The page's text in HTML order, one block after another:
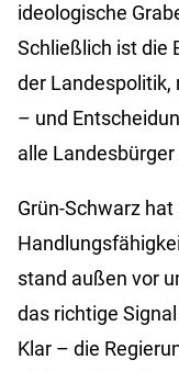
ideologische
Schließlich ist die
der Landespolitik,
– und
alle Landesbürger
Grün-Schwarz
stand außen vor
das richtige
Klar – die